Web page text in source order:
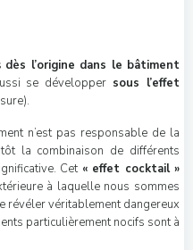
dès l’origine dans le bâtiment
se développer sous l’effet
n’est pas responsable de la
la combinaison de différents
Cet « effet cocktail »
à laquelle nous sommes
révéler véritablement dangereux
particulièrement nocifs sont à